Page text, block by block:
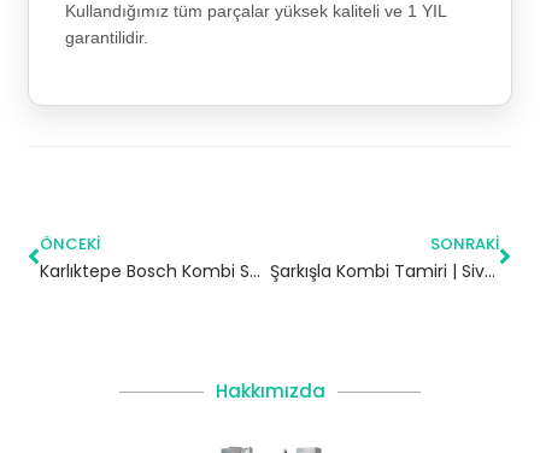
Kullandığımız tüm parçalar yüksek kaliteli ve 1 YIL
garantilidir.
ÖNCEKI
Karlıktepe Bosch Kombi Servisi – Kartal Yetkili Servis
SONRAKI
Şarkışla Kombi Tamiri | Sivas
Hakkımızda